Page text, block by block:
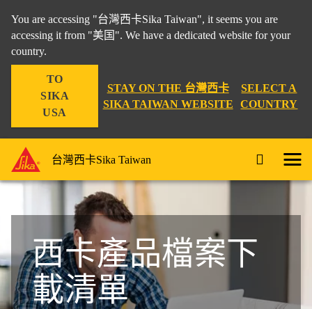
You are accessing "台灣西卡Sika Taiwan", it seems you are
accessing it from "美国". We have a dedicated website for your
country.
TO
SIKA
USA
STAY ON THE 台灣西卡
SIKA TAIWAN WEBSITE
SELECT A
COUNTRY
台灣西卡Sika Taiwan
西卡產品檔案下
載清單